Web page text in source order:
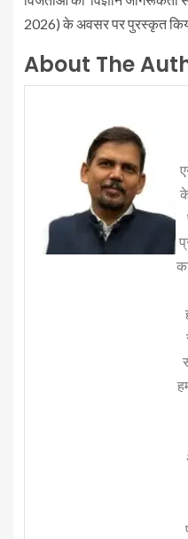
2026) के अवसर पर पुरस्कृत
About The